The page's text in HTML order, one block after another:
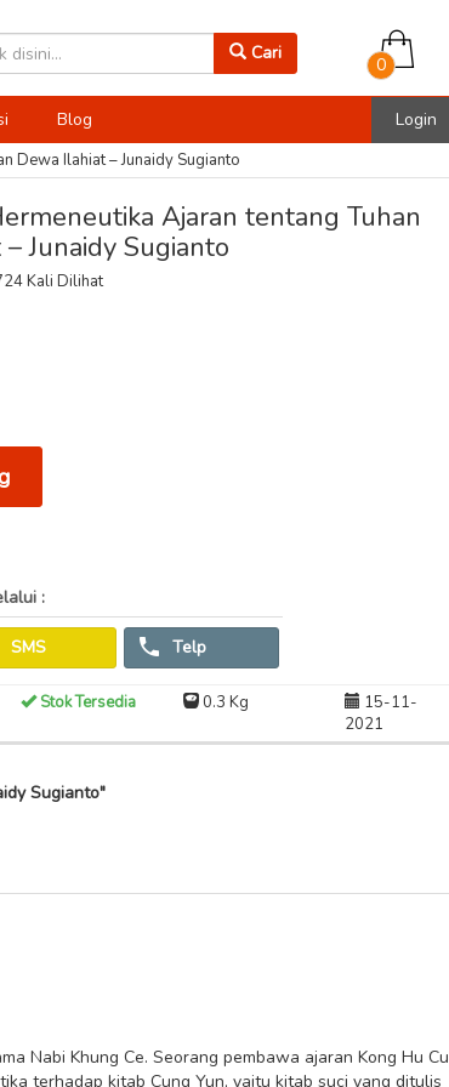
Cari
0
Blog Login
Dewa Ilahiat – Junaidy Sugianto
Ajaran tentang Tuhan
Junaidy Sugianto
Kali Dilihat
:
SMS Telp
Stok Tersedia 0.3 Kg
15-11-
2021
Sugianto"
Nabi Khung Ce. Seorang pembawa ajaran Kong Hu Cu
terhadap kitab Cung Yun, yaitu kitab suci yang ditulis